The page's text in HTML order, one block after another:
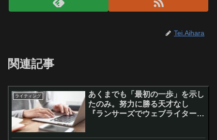
Tei.Aihara
関連記事
ライティング
あくまでも「最初の一歩」を示し
たのみ。努力に勝る天才なし
『ランサーズでウェブライターに